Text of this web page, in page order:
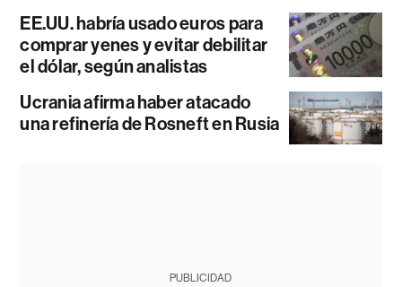
EE.UU. habría usado euros para
comprar yenes y evitar debilitar
el dólar, según analistas
Ucrania afirma haber atacado
una refinería de Rosneft en Rusia
PUBLICIDAD